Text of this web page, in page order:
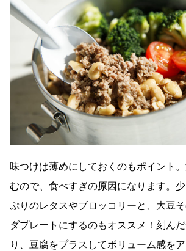
味つけは薄めにしておくのもポイント
むので、食べすぎの原因になります。
ぷりのレタスやブロッコリーと、大豆
ダプレートにするのもオススメ！刻ん
り、豆腐をプラスしてボリューム感を